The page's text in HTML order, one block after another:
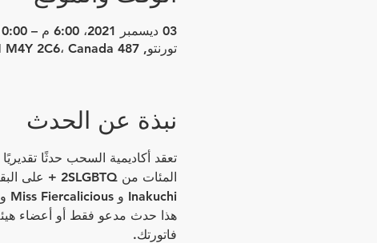
03 ديسمبر 2021، 6:00 م – 10:00 م غرينتش-5
تورنتو, 487 Church St، Toronto، ON M4Y 2C6، Canada
نبذة عن الحدث
Inakuchi و Miss Fiercalicious و Sanjina DaBish Queen.
فاتورتك.